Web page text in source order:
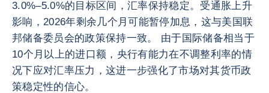
3.0%–5.0%的目标区间，汇率保持稳定。受通胀上升
影响，2026年剩余几个月可能暂停加息，这与美国联
邦储备委员会的政策保持一致。 由于国际储备相当于
10个月以上的进口额，央行有能力在不调整利率的情
况下应对汇率压力，这进一步强化了市场对其货币政
策稳定性的信心。